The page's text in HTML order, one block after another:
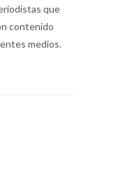
que
contenido
medios.